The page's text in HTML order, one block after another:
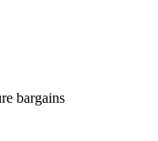
bargains